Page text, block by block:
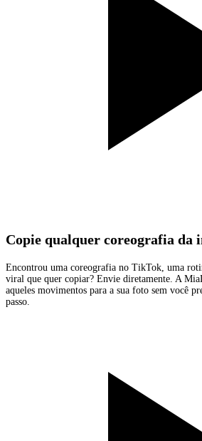
Copie qualquer coreografia da
Encontrou uma coreografia no TikTok, uma
viral que quer copiar? Envie diretamente. A
aqueles movimentos para a sua foto sem você
passo.